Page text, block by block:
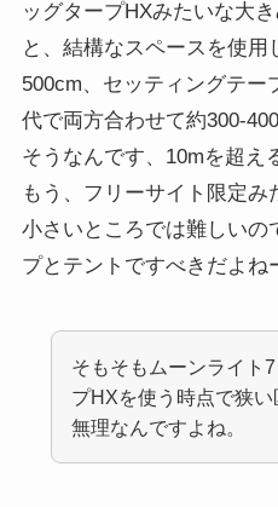
ッグタープHXみたいな大
と、結構なスペースを使
500cm、セッティングテー
代で両方合わせて約300-
そうなんです、10mを超え
もう、フリーサイト限定
小さいところでは難しいの
プとテントですべきだよね
そもそもムーンライト
プHXを使う時点で狭
無理なんですよね。